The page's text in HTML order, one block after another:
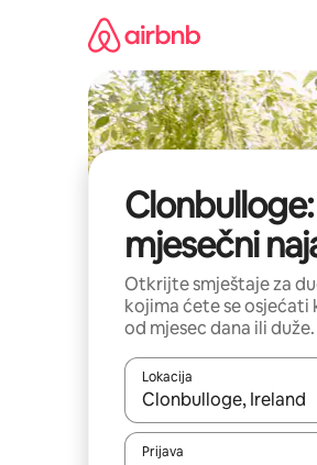
mjesečni
Otkrijte smještaje za
kojima ćete se osjećati
od mjesec dana ili duže.
Lokacija
Kad su rezultati
Prijava